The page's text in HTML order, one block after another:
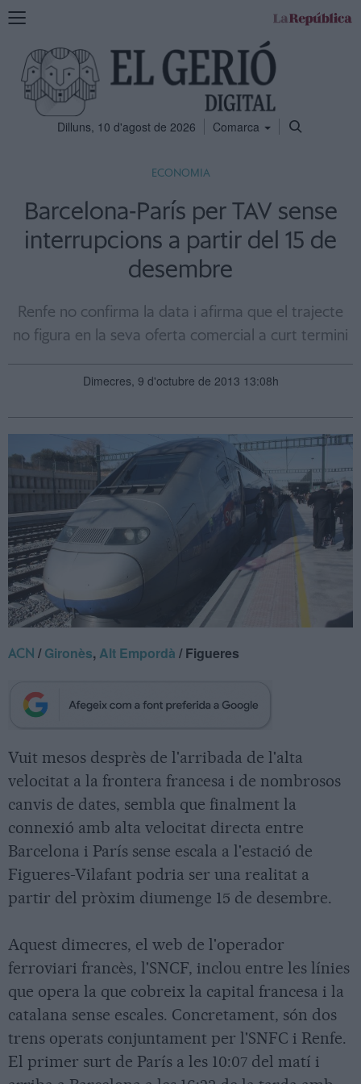
Mostra
navegació
Dilluns, 10 d'agost de 2026 Comarca
ECONOMIA
Barcelona-París per TAV sense
interrupcions a partir del 15 de
desembre
Renfe no confirma la data i afirma que el trajecte
no figura en la seva oferta comercial a curt termini
Dimecres, 9 d'octubre de 2013 13:08h
ACN /Gironès, Alt Empordà / Figueres
Vuit mesos desprès de l'arribada de l'alta
velocitat a la frontera francesa i de nombrosos
canvis de dates, sembla que finalment la
connexió amb alta velocitat directa entre
Barcelona i París sense escala a l'estació de
Figueres-Vilafant podria ser una realitat a
partir del pròxim diumenge 15 de desembre.
Aquest dimecres, el web de l'operador
ferroviari francès, l'SNCF, inclou entre les línies
que opera la que cobreix la capital francesa i la
catalana sense escales. Concretament, són dos
trens operats conjuntament per l'SNFC i Renfe.
El primer surt de París a les 10:07 del matí i